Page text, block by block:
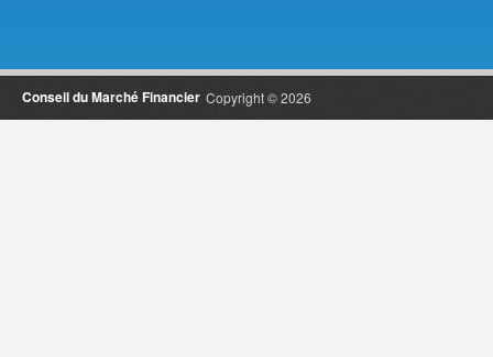
Copyright © 2026
Conseil du Marché Financier